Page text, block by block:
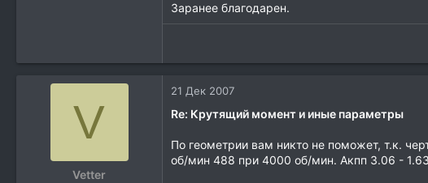
Заранее благодарен.
V
Vetter
21 Дек 2007
Re: Крутящий момент и иные параметры
По геометрии вам никто не поможет, т.к.
об/мин 488 при 4000 об/мин. Акпп 3.06 -